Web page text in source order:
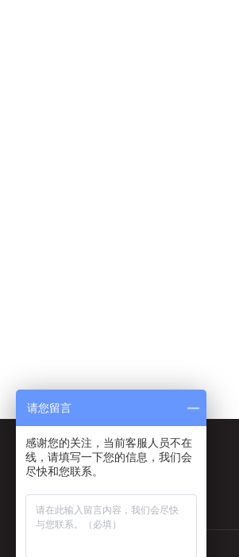
请您留言
感谢您的关注，当前客服人员不在
线，请填写一下您的信息，我们会
尽快和您联系。